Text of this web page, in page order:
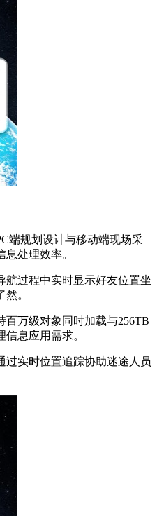
端规划设计与移动端现场采
处理效率。
航过程中实时显示好友位置坐
。
百万级对象同时加载与256TB
息应用需求。
过实时位置追踪协助迷途人员